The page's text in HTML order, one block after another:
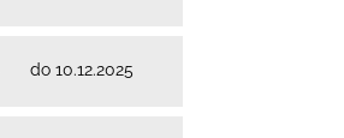
do 10.12.2025